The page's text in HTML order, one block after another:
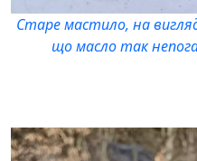
Старе мастило, на
що масло так